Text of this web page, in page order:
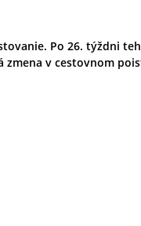
Po 26. týždni
zmena v cestovnom